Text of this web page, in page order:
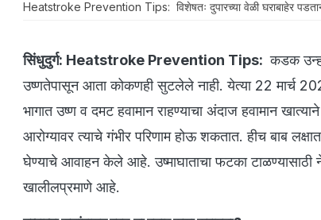
Heatstroke Prevention Tips: विशेषतः दुपारच्या वेळी घराबाहेर
सिंधुदुर्ग: Heatstroke Prevention Tips: कडक
उष्णतेपासून आता कोकणही सुटलेले नाही. येत्या 22 मार्च
भागात उष्ण व दमट हवामान राहण्याचा अंदाज हवामान
आरोग्यावर त्याचे गंभीर परिणाम होऊ शकतात. हीच बाब
घेण्याचे आवाहन केले आहे. उष्माघाताचा फटका टाळण्यासाठी
खालीलप्रमाणे आहे.